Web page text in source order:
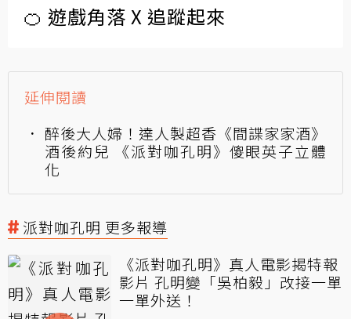
🍊 遊戲角落 X 追蹤起來
延伸閱讀
醉後大人婦！達人製超香《間諜家家酒》
酒後約兒 《派對咖孔明》傻眼英子立體
化
派對咖孔明 更多報導
《派對咖孔明》真人電影揭特報
影片 孔明變「吳柏毅」改接一單
一單外送！